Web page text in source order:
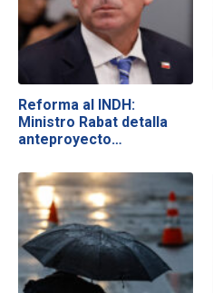
Reforma al INDH:
Ministro Rabat detalla
anteproyecto…